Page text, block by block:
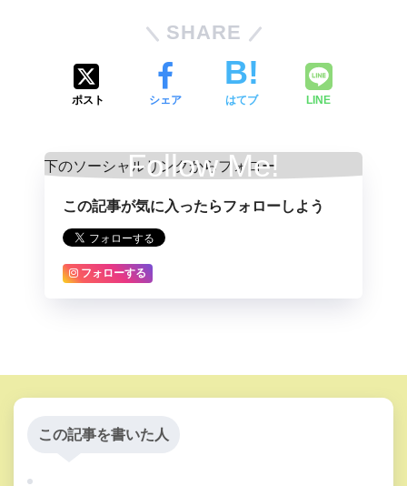
SHARE
ポスト シェア はてブ LINE
Follow Me!
この記事が気に入ったらフォローしよう
フォローする
この記事を書いた人